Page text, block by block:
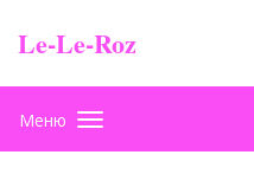
Le-Le-Roz
Меню